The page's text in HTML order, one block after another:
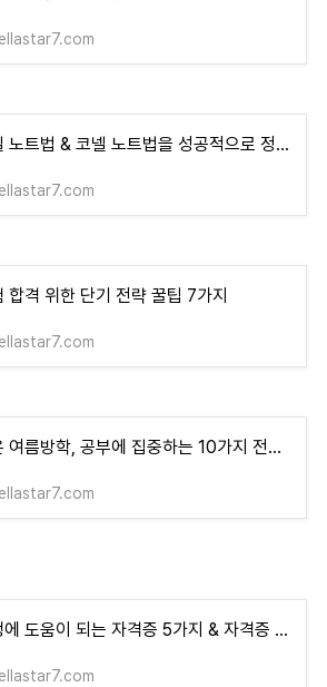
코넬 노트법 & 코넬 노트법을 성공적으로 정착시키는 꿀팁
합격 위한 단기 전략 꿀팁 7가지
짧은 여름방학, 공부에 집중하는 10가지 전략법
인생에 도움이 되는 자격증 5가지 & 자격증 공부를 효율적으로 하는 방법